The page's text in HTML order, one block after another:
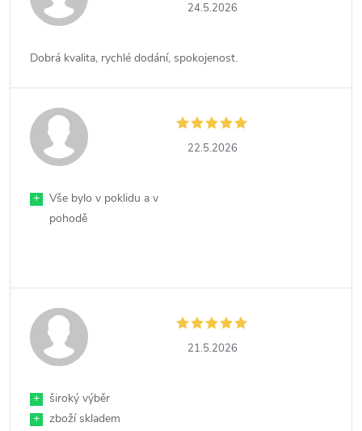
24.5.2026
Dobrá kvalita, rychlé dodání, spokojenost.
22.5.2026
+
Vše bylo v poklidu a v
pohodě
21.5.2026
+
široký výběr
+
zboží skladem